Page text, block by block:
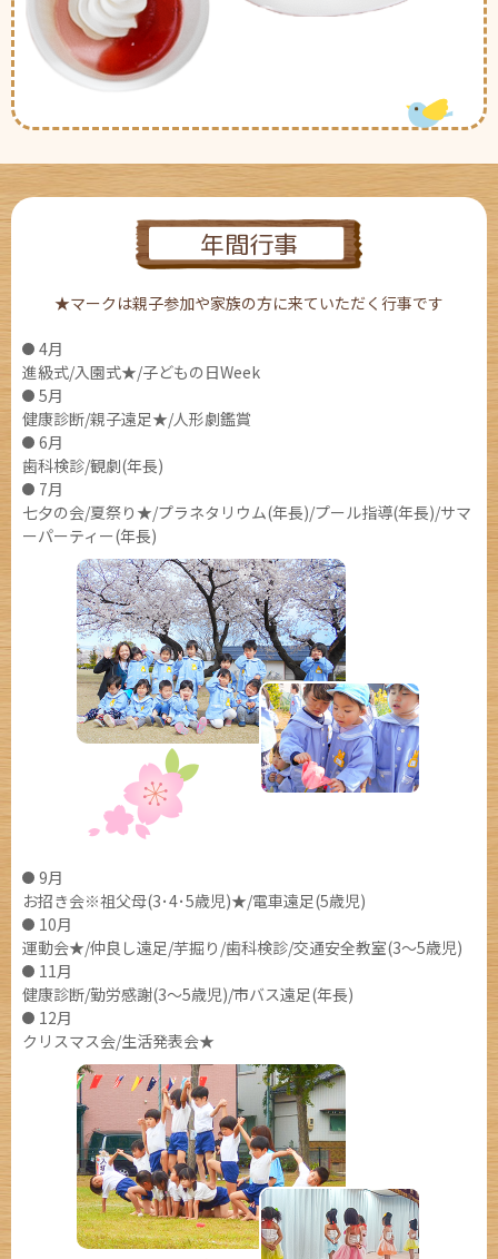
年間行事
★マークは親子参加や家族の方に来ていただく行事です
4月
進級式/入園式★/子どもの日Week
5月
健康診断/親子遠足★/人形劇鑑賞
6月
歯科検診/観劇(年長)
7月
七夕の会/夏祭り★/プラネタリウム(年長)/プール指導(年長)/サマ
ーパーティー(年長)
9月
お招き会※祖父母(3･4･5歳児)★/電車遠足(5歳児)
10月
運動会★/仲良し遠足/芋掘り/歯科検診/交通安全教室(3～5歳児)
11月
健康診断/勤労感謝(3～5歳児)/市バス遠足(年長)
12月
クリスマス会/生活発表会★